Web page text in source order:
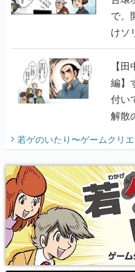
で、
けソ
に行
【
編】
付い
解散
『少
り】
若ゲのいたり〜ゲームクリ